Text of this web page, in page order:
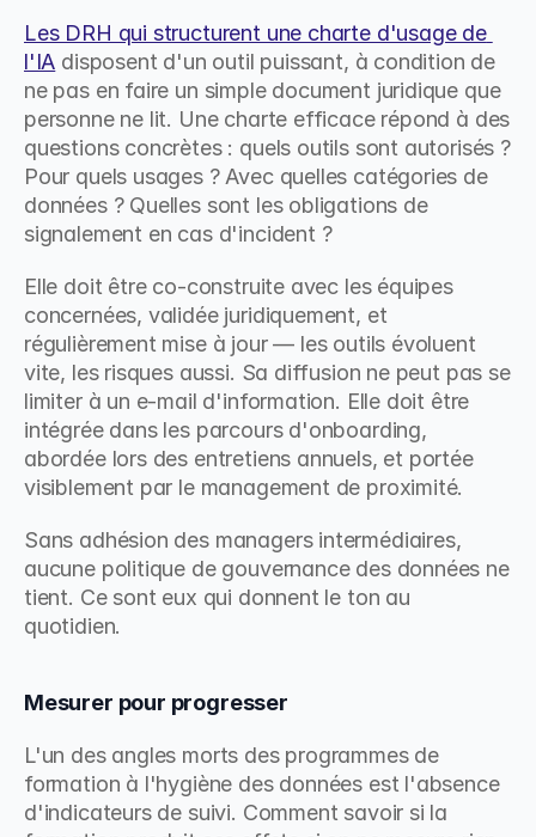
Les DRH qui structurent une charte d'usage de
l'IA disposent d'un outil puissant, à condition de
ne pas en faire un simple document juridique que
personne ne lit. Une charte efficace répond à des
questions concrètes : quels outils sont autorisés ?
Pour quels usages ? Avec quelles catégories de
données ? Quelles sont les obligations de
signalement en cas d'incident ?
Elle doit être co-construite avec les équipes
concernées, validée juridiquement, et
régulièrement mise à jour — les outils évoluent
vite, les risques aussi. Sa diffusion ne peut pas se
limiter à un e-mail d'information. Elle doit être
intégrée dans les parcours d'onboarding,
abordée lors des entretiens annuels, et portée
visiblement par le management de proximité.
Sans adhésion des managers intermédiaires,
aucune politique de gouvernance des données ne
tient. Ce sont eux qui donnent le ton au
quotidien.
Mesurer pour progresser
L'un des angles morts des programmes de
formation à l'hygiène des données est l'absence
d'indicateurs de suivi. Comment savoir si la